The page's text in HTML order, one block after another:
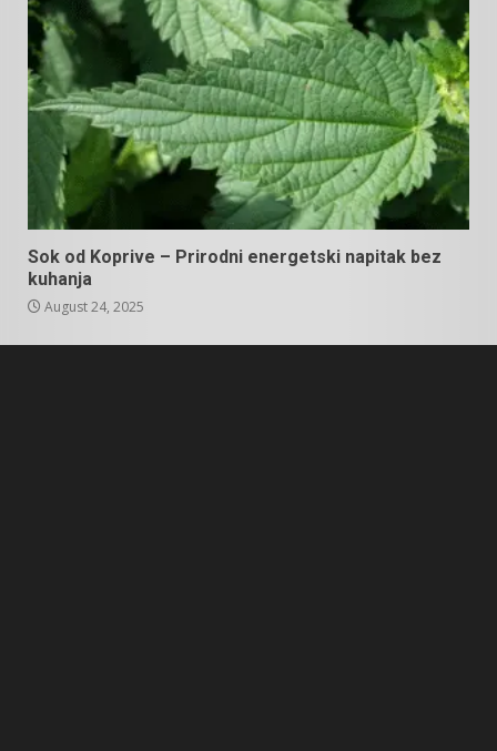
Sok od Koprive – Prirodni energetski napitak bez
kuhanja
August 24, 2025